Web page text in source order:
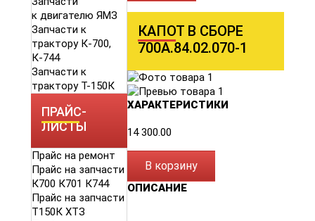
к двигателю ЯМЗ
Запчасти к
трактору К-700,
К-744
Запчасти к
трактору Т-150К
ПРАЙС-
ЛИСТЫ
Прайс на ремонт
Прайс на запчасти
К700 К701 К744
Прайс на запчасти
Т150К ХТЗ
КАПОТ В СБОРЕ
700А.84.02.070-1
ХАРАКТЕРИСТИКИ
14 300.00
В корзину
ОПИСАНИЕ